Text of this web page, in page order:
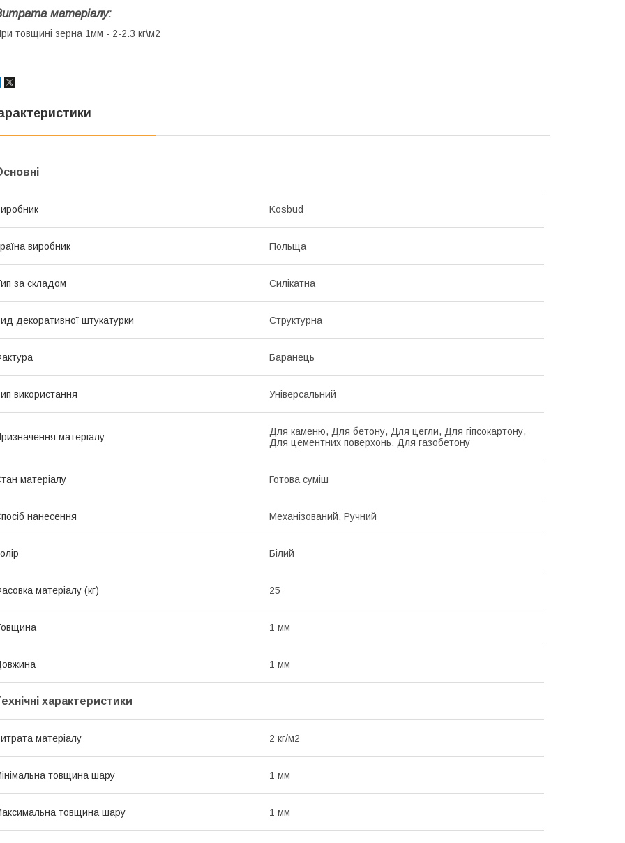
матеріалу:
товщині зерна 1мм - 2-2.3 кг\м2
Kosbud
виробник Польща
за складом Силікатна
декоративної штукатурки Структурна
Баранець
використання Універсальний
матеріалу
Для каменю, Для бетону, Для цегли, Для гіпсокартону,
Для цементних поверхонь, Для газобетону
матеріалу Готова суміш
нанесення Механізований, Ручний
Білий
матеріалу (кг) 25
1 мм
1 мм
характеристики
матеріалу 2 кг/м2
товщина шару 1 мм
товщина шару 1 мм